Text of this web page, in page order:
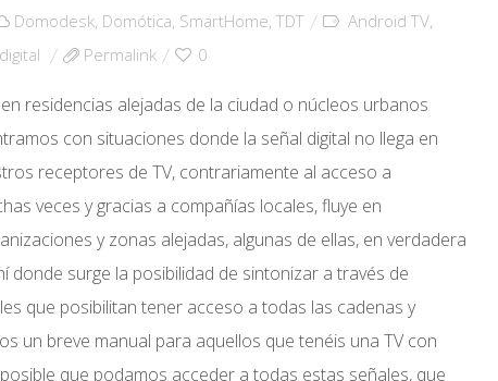
Domodesk, Domótica, SmartHome,TDT Android TV,
digital Permalink 0
residencias alejadas de la ciudad o núcleos urbanos
con situaciones donde la señal digital no llega en
receptores de TV, contrariamente al acceso a
veces y gracias a compañías locales, fluye en
y zonas alejadas, algunas de ellas, en verdadera
donde surge la posibilidad de sintonizar a través de
que posibilitan tener acceso a todas las cadenas y
un breve manual para aquellos que tenéis una TV con
que podamos acceder a todas estas señales, que